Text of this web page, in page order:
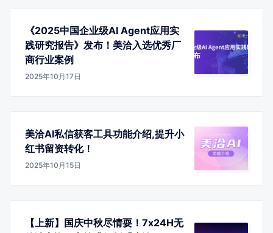
《2025中国企业级AI Agent应用实
践研究报告》发布！美洽入选优秀厂
商行业案例
2025年10月17日
美洽AI私信获客工具功能介绍,提升小
红书留资转化！
2025年10月15日
【上新】国庆中秋尽情耍！7x24H无